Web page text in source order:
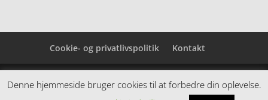
Cookie- og privatlivspolitik Kontakt
Denne hjemmeside samler et bredt udvalg af
spændende varer. Siden er et affiiliatesite, og nogle
Denne hjemmeside bruger cookies til at forbedre din oplevelse.